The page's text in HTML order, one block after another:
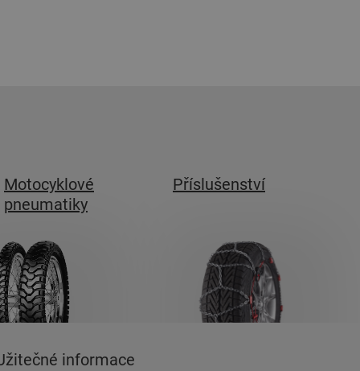
Motocyklové
pneumatiky
Příslušenství
informace